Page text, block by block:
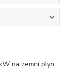
na zemní plyn